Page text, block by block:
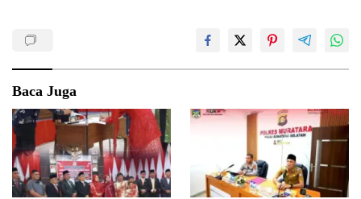
Baca Juga